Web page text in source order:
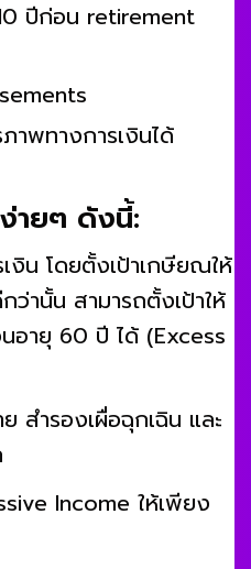
ปีก่อน retirement
ภาพทางการเงินได้
ายๆ ดังนี้:
งิน โดยตั้งเป้าเกษียณให้
ว่านั้น สามารถตั้งเป้าให้
อายุ 60 ปี ได้ (Excess
สำรองเผื่อฉุกเฉิน และ
Income ให้เพียง